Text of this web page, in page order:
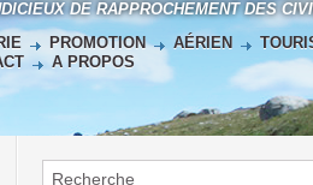
DE RAPPROCHEMENT DES
PROMOTION AÉRIEN
A PROPOS